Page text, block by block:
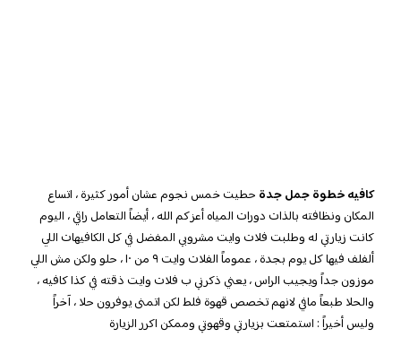
كافيه خطوة جمل جدة حطيت خمس نجوم عشان أمور كثيرة ، اتساع
المكان ونظافته بالذات دورات المياه أعزكم الله ، أيضاً التعامل راقي ، اليوم
كانت زيارتي له وطلبت فلات وايت مشروبي المفضل في كل الكافيهات اللي
ألفلف فيها كل يوم بجدة ، عموماً الفلات وايت ٩ من ١٠ ، حلو ولكن مش اللي
موزون جداً ويجيب الراس ، يعني ذكرني ب فلات وايت ذقته في كذا كافيه ،
والحلا طبعاً مافي لانهم تخصص قهوة فلط لكن اتمنى يوفرون حلا ، آخراً
وليس أخيراً : استمتعت بزيارتي وقهوتي وممكن اكرر الزيارة